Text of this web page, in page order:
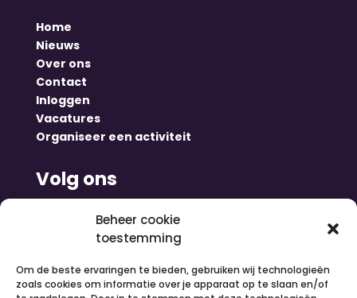
Beheer cookie
toestemming
Om de beste ervaringen te bieden, gebruiken wij technologieën
zoals cookies om informatie over je apparaat op te slaan en/of
Home
Nieuws
Over ons
Contact
Inloggen
Vacatures
Organiseer een activiteit
Volg ons